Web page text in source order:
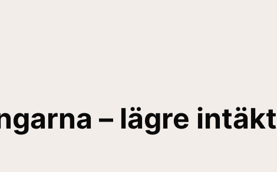
– lägre